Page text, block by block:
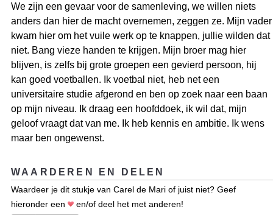
We zijn een gevaar voor de samenleving, we willen niets
anders dan hier de macht overnemen, zeggen ze. Mijn vader
kwam hier om het vuile werk op te knappen, jullie wilden dat
niet. Bang vieze handen te krijgen. Mijn broer mag hier
blijven, is zelfs bij grote groepen een gevierd persoon, hij
kan goed voetballen. Ik voetbal niet, heb net een
universitaire studie afgerond en ben op zoek naar een baan
op mijn niveau. Ik draag een hoofddoek, ik wil dat, mijn
geloof vraagt dat van me. Ik heb kennis en ambitie. Ik wens
maar ben ongewenst.
WAARDEREN EN DELEN
Waardeer je dit stukje van Carel de Mari of juist niet? Geef
hieronder een
en/of deel het met anderen!